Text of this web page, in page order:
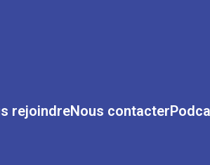
rejoindreNous contacter